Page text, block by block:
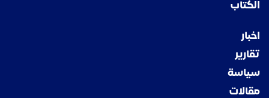
الكتاب
اخبار
تقارير
سياسة
مقالات